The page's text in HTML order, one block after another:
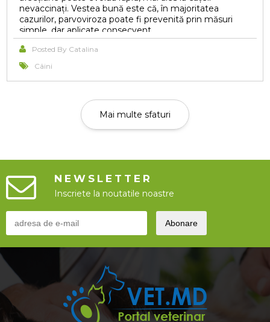
nevaccinați. Vestea bună este că, în majoritatea
cazurilor, parvoviroza poate fi prevenită prin măsuri
simple, dar aplicate consecvent.
Posted By Catalina
Câini
Mai multe sfaturi
NEWSLETTER
Inscriete la noutatile noastre